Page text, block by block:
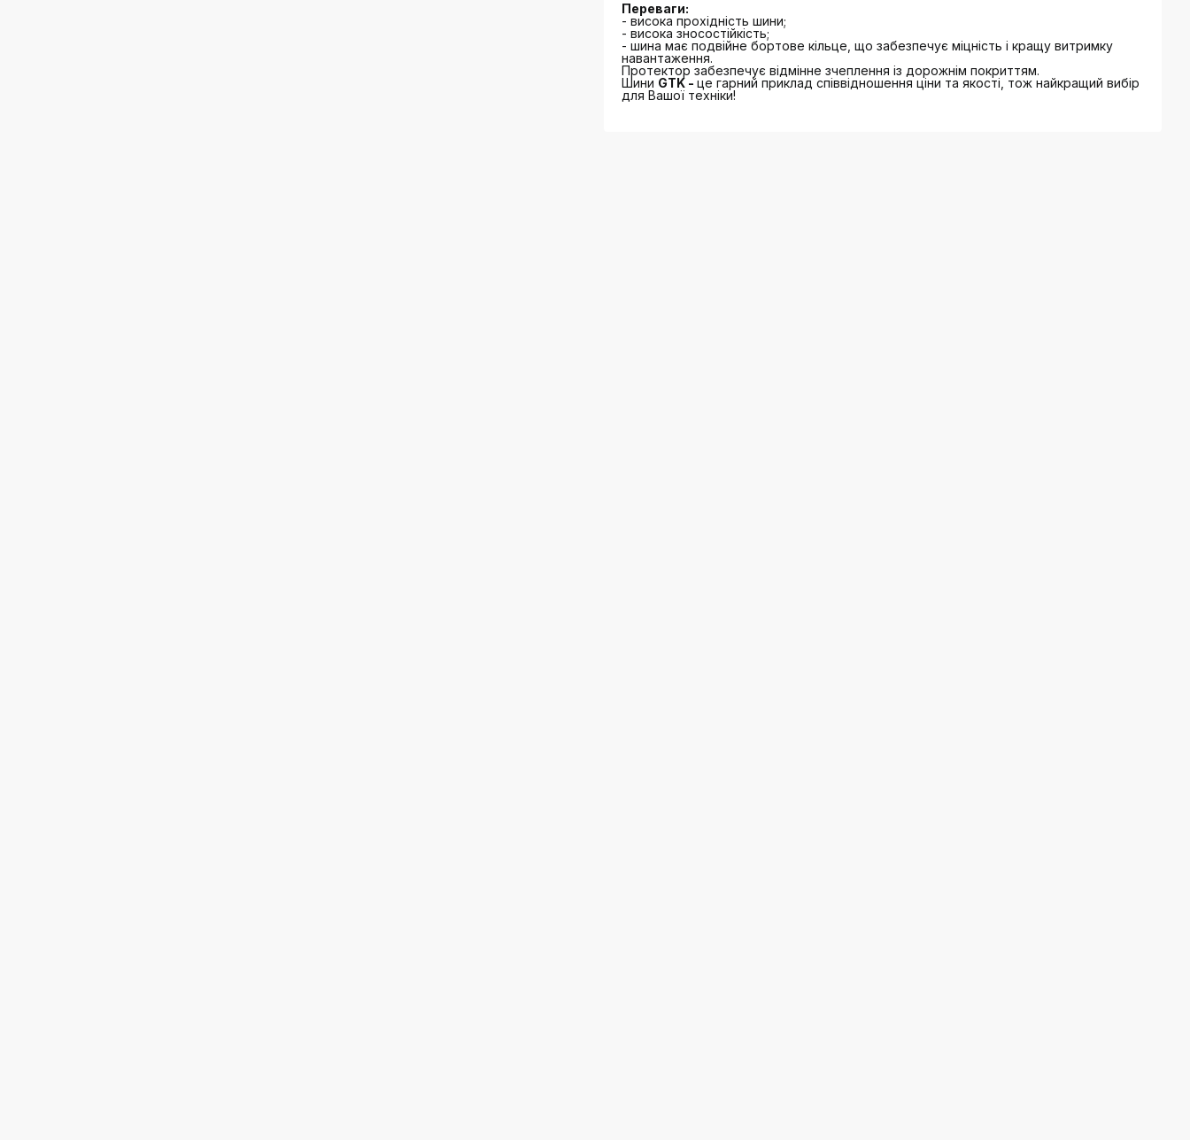
Переваги:
- висока прохідність шини;
- висока зносостійкість;
- шина має подвійне бортове кільце, що забезпечує міцність і кращу витримку
навантаження.
Протектор забезпечує відмінне зчеплення із дорожнім покриттям.
Шини GTK - це гарний приклад співвідношення ціни та якості, тож найкращий вибір
для Вашої техніки!